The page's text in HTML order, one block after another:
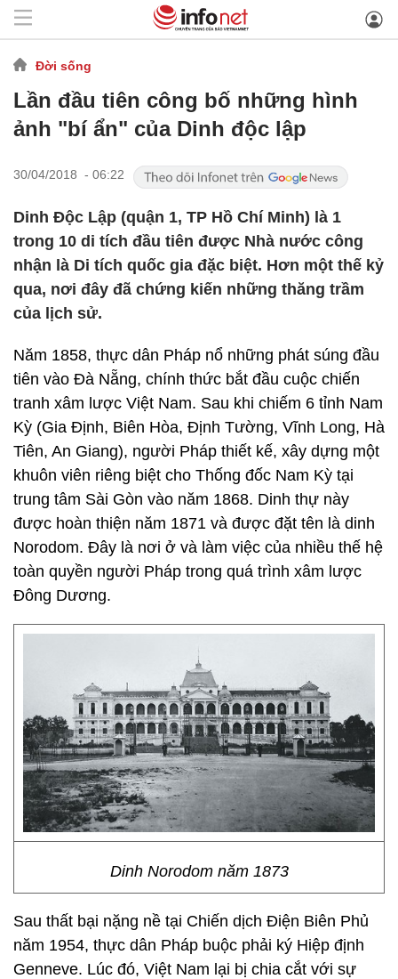
Đời sống
Lần đầu tiên công bố những hình
ảnh "bí ẩn" của Dinh độc lập
30/04/2018 - 06:22
Dinh Độc Lập (quận 1, TP Hồ Chí Minh) là 1
trong 10 di tích đầu tiên được Nhà nước công
nhận là Di tích quốc gia đặc biệt. Hơn một thế kỷ
qua, nơi đây đã chứng kiến những thăng trầm
của lịch sử.
Năm 1858, thực dân Pháp nổ những phát súng đầu
tiên vào Đà Nẵng, chính thức bắt đầu cuộc chiến
tranh xâm lược Việt Nam. Sau khi chiếm 6 tỉnh Nam
Kỳ (Gia Định, Biên Hòa, Định Tường, Vĩnh Long, Hà
Tiên, An Giang), người Pháp thiết kế, xây dựng một
khuôn viên riêng biệt cho Thống đốc Nam Kỳ tại
trung tâm Sài Gòn vào năm 1868. Dinh thự này
được hoàn thiện năm 1871 và được đặt tên là dinh
Norodom. Đây là nơi ở và làm việc của nhiều thế hệ
toàn quyền người Pháp trong quá trình xâm lược
Đông Dương.
Dinh Norodom năm 1873
Sau thất bại nặng nề tại Chiến dịch Điện Biên Phủ
năm 1954, thực dân Pháp buộc phải ký Hiệp định
Genneve. Lúc đó, Việt Nam lại bị chia cắt với sự